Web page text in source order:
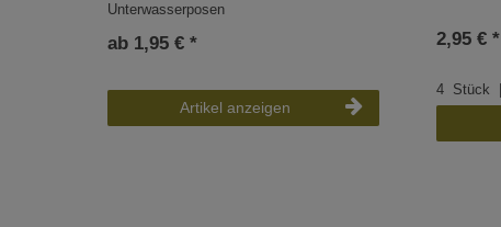
Unterwasserposen
ab 1,95 € *
Artikel anzeigen
2,95 € *
4 Stück